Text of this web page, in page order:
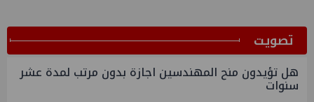
ﺗﺼﻮﻳﺖ
هل تؤيدون منح المهندسين اجازة بدون مرتب لمدة عشر
سنوات